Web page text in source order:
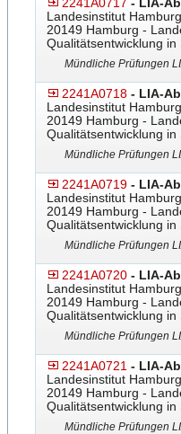
Landesinstitut
20149 Hamburg -
Qualitätsentwicklung in
Mündliche Prüfungen
2241A0718 - LIA-
Landesinstitut
20149 Hamburg -
Qualitätsentwicklung in
Mündliche Prüfungen
2241A0719 - LIA-
Landesinstitut
20149 Hamburg -
Qualitätsentwicklung in
Mündliche Prüfungen
2241A0720 - LIA-
Landesinstitut
20149 Hamburg -
Qualitätsentwicklung in
Mündliche Prüfungen
2241A0721 - LIA-
Landesinstitut
20149 Hamburg -
Qualitätsentwicklung in
Mündliche Prüfungen